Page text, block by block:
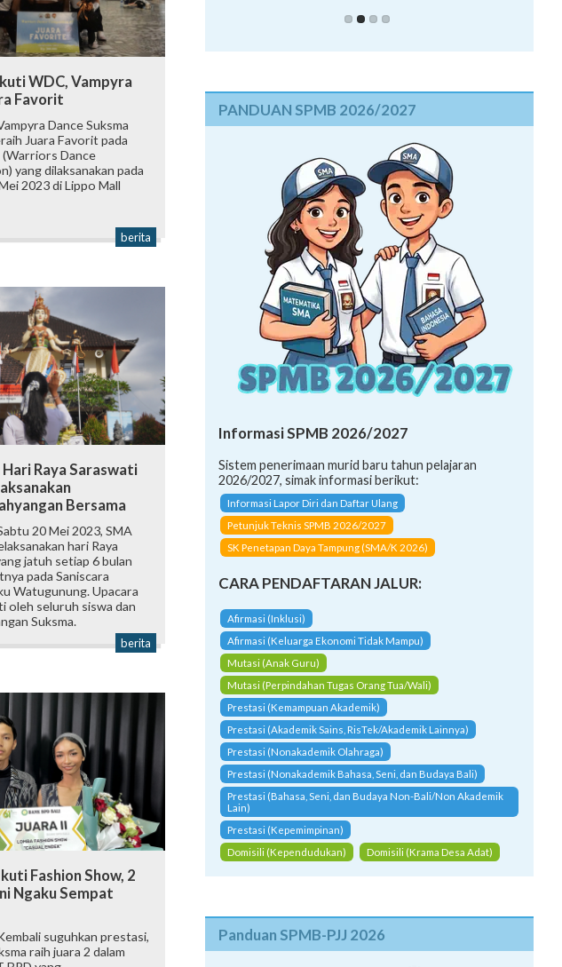
WDC, Vampyra
Favorit
Dance Suksma
Juara Favorit pada
(Warriors Dance
yang dilaksanakan pada
2023 di Lippo Mall
berita
Raya Saraswati
Bersama
20 Mei 2023, SMA
hari Raya
jatuh setiap 6 bulan
pada Saniscara
Watugunung. Upacara
oleh seluruh siswa dan
Suksma.
berita
Fashion Show, 2
Ngaku Sempat
suguhkan prestasi,
raih juara 2 dalam
PANDUAN SPMB 2026/2027
Informasi SPMB 2026/2027
Sistem penerimaan murid baru tahun pelajaran
2026/2027, simak informasi berikut:
Informasi Lapor Diri dan Daftar Ulang
Petunjuk Teknis SPMB 2026/2027
SK Penetapan Daya Tampung (SMA/K 2026)
CARA PENDAFTARAN JALUR:
Afirmasi (Inklusi)
Afirmasi (Keluarga Ekonomi Tidak Mampu)
Mutasi (Anak Guru)
Mutasi (Perpindahan Tugas Orang Tua/Wali)
Prestasi (Kemampuan Akademik)
Prestasi (Akademik Sains, RisTek/Akademik Lainnya)
Prestasi (Nonakademik Olahraga)
Prestasi (Nonakademik Bahasa, Seni, dan Budaya Bali)
Prestasi (Bahasa, Seni, dan Budaya Non-Bali/Non Akademik
Lain)
Prestasi (Kepemimpinan)
Domisili (Kependudukan)
Domisili (Krama Desa Adat)
Panduan SPMB-PJJ 2026